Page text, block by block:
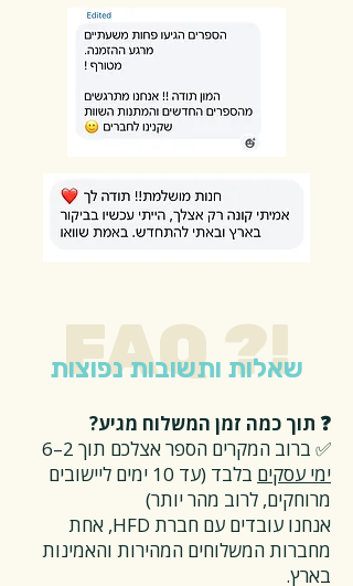
FAQ ?!
שאלות ותשובות נפוצות
❓ תוך כמה זמן המשלוח מגיע?
✅ ברוב המקרים הספר אצלכם תוך 2–6
ימי עסקים
בלבד (עד 10 ימים ליישובים
מרוחקים, לרוב מהר יותר)
אנחנו עובדים עם חברת HFD, אחת
מחברות המשלוחים המהירות והאמינות
בארץ.